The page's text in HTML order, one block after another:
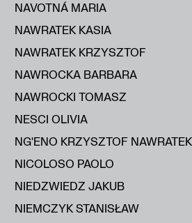
NAVOTNÁ MARIA
NAWRATEK KASIA
NAWRATEK KRZYSZTOF
NAWROCKA BARBARA
NAWROCKI TOMASZ
NESCI OLIVIA
NG'ENO KRZYSZTOF
NICOLOSO PAOLO
NIEDZWIEDZ JAKUB
NIEMCZYK STANISŁAW